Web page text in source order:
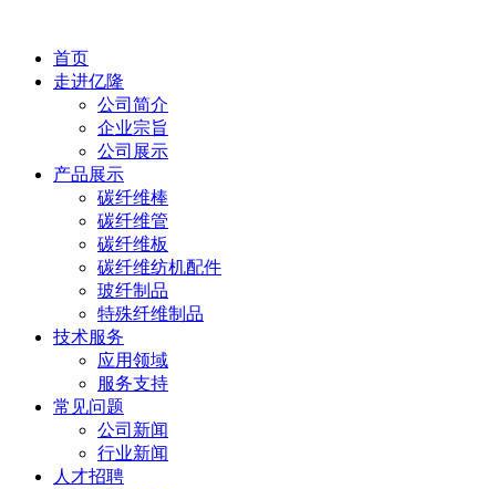
首页
走进亿隆
公司简介
企业宗旨
公司展示
产品展示
碳纤维棒
碳纤维管
碳纤维板
碳纤维纺机配件
玻纤制品
特殊纤维制品
技术服务
应用领域
服务支持
常见问题
公司新闻
行业新闻
人才招聘